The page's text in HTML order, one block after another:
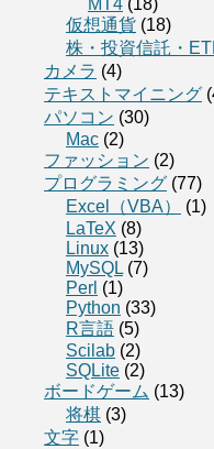
MT4 (18)
仮想通貨 (18)
株・投資信託・
カメラ (4)
テキストマイニング
パソコン (30)
Mac (2)
ファッション (2)
プログラミング (77)
Excel（VBA）
(1)
LaTeX (8)
Linux (13)
MySQL (7)
Perl (1)
Python (33)
R言語 (5)
Scilab (2)
SQLite (2)
ボードゲーム (13)
将棋 (3)
文字 (1)